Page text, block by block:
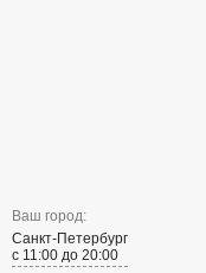
Ваш город:
Санкт-Петербург
с 11:00 до 20:00